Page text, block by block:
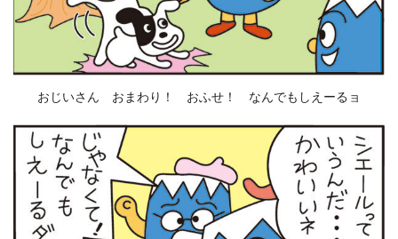
おじいさん おまわり！ おふせ！ なんでもしえーるョ